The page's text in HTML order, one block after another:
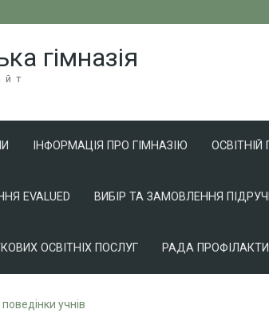
гімназія
ІНФОРМАЦІЯ ПРО ГІМНАЗІЮ ОСВІТНІЙ
EVALUED ВИБІР ТА ЗАМОВЛЕННЯ
ОСВІТНІХ ПОСЛУГ РАДА
учнів